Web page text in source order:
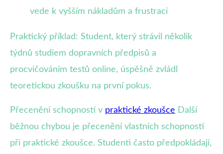
vede k vyšším nákladům a frustraci
Praktický příklad: Student, který strávil několik
týdnů studiem dopravních předpisů a
procvičováním testů online, úspěšně zvládl
teoretickou zkoušku na první pokus.
Přecenění schopností v praktické zkoušce Další
běžnou chybou je přecenění vlastních schopností
při praktické zkoušce. Studenti často předpokládají,